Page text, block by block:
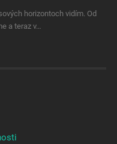
horizontoch vidím. Od
a teraz v…